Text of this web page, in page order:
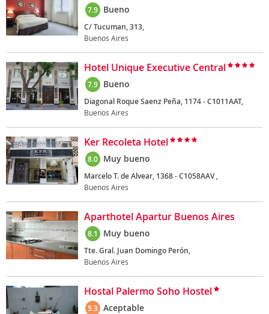
7.9 Bueno
C/ Tucuman, 313,
Buenos Aires
Hotel Unique Executive Central
7.9 Bueno
Diagonal Roque Saenz Peña, 1174 - C1011AAT,
Buenos Aires
Ker Recoleta Hotel
8.0 Muy bueno
Marcelo T. de Alvear, 1368 - C1058AAV ,
Buenos Aires
Aparthotel Apartur Buenos Aires
8.1 Muy bueno
Tte. Gral. Juan Domingo Perón,
Buenos Aires
Hostal Palermo Soho Hostel
5.3 Aceptable